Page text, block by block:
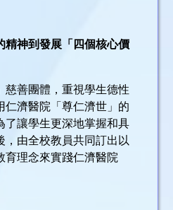
精神到發展「四個核心價
慈善團體，重視學生德性
仁濟醫院「尊仁濟世」的
了讓學生更深地掌握和具
，由全校教員共同訂出以
育理念來實踐仁濟醫院